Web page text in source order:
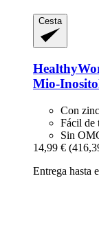
Cesta
Mio-​
Con zinc
Fácil de
Sin
14,99 €
Entrega hasta